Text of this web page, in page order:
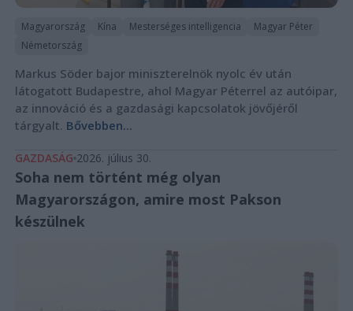
Magyarország Kína Mesterséges intelligencia
Magyar Péter
Németország
Markus Söder bajor miniszterelnök nyolc év után
látogatott Budapestre, ahol Magyar Péterrel az autóipar,
az innováció és a gazdasági kapcsolatok jövőjéről
tárgyalt. Bővebben...
GAZDASÁG 2026. július 30.
Soha nem történt még olyan
Magyarországon, amire most Pakson
készülnek